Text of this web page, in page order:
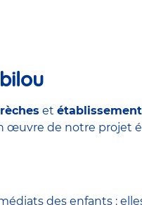
et
œuvre de notre projet
des enfants :